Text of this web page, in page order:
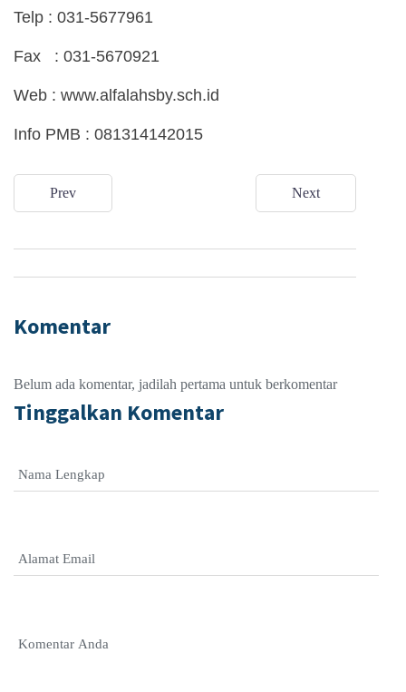
Telp : 031-5677961
Fax : 031-5670921
Web : www.alfalahsby.sch.id
Info PMB : 081314142015
Prev Next
Komentar
Belum ada komentar, jadilah pertama untuk berkomentar
Tinggalkan Komentar